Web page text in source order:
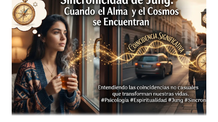
repositorio universal del conocimiento eterno. Ahora bien:
si el universo tiene una memoria perfecta de cada instante
desde el Big Bang, ¿cómo es posible que tú no recuerdes
dónde dejaste las llaves hace diez minutos? "El akasha lo
recuerda todo. Tú, sin embargo, pusiste el móvil encima del
cargador mientras hablabas por teléfono y ahora buscas el
cargador con el móvil en la mano." El registro akáshico
como ex...